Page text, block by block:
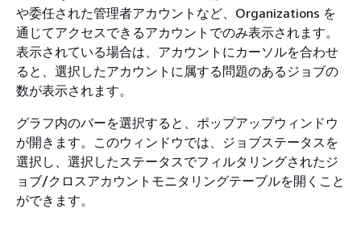
や委任された管理者アカウントなど、Organizations を
通じてアクセスできるアカウントでのみ表示されます。
表示されている場合は、アカウントにカーソルを合わせ
ると、選択したアカウントに属する問題のあるジョブの
数が表示されます。
グラフ内のバーを選択すると、ポップアップウィンドウ
が開きます。このウィンドウでは、ジョブステータスを
選択し、選択したステータスでフィルタリングされたジ
ョブ/クロスアカウントモニタリングテーブルを開くこと
ができます。